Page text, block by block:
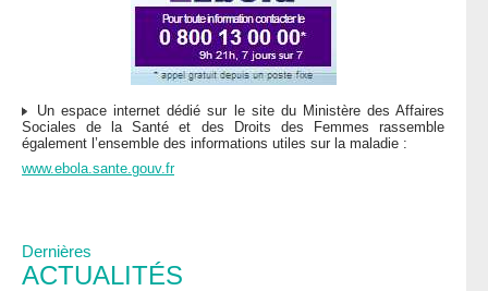
Dernières
ACTUALITÉS
Un espace internet dédié sur le site du Ministère des Affaires
Sociales de la Santé et des Droits des Femmes rassemble
également l’ensemble des informations utiles sur la maladie :
www.ebola.sante.gouv.fr